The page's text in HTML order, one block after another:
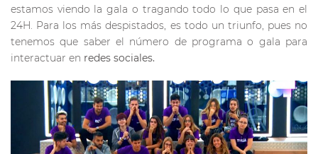
estamos viendo la gala o tragando todo lo que pasa en el
24H. Para los más despistados, es todo un triunfo, pues no
tenemos que saber el número de programa o gala para
interactuar en redes sociales.